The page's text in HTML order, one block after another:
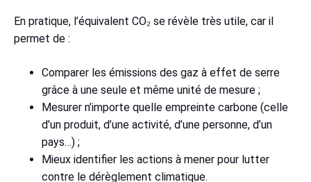
En pratique, l’équivalent CO₂ se révèle très utile, car il
permet de :
Comparer les émissions des gaz à effet de serre
grâce à une seule et même unité de mesure ;
Mesurer n’importe quelle empreinte carbone (celle
d’un produit, d’une activité, d’une personne, d’un
pays…) ;
Mieux identifier les actions à mener pour lutter
contre le dérèglement climatique.